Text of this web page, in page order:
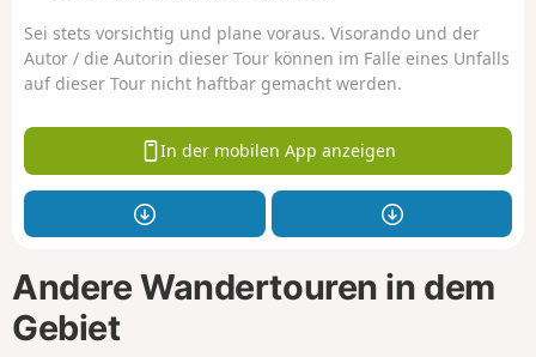
Sei stets vorsichtig und plane voraus. Visorando und der
Autor / die Autorin dieser Tour können im Falle eines Unfalls
auf dieser Tour nicht haftbar gemacht werden.
In der mobilen App anzeigen
Andere Wandertouren in dem
Gebiet